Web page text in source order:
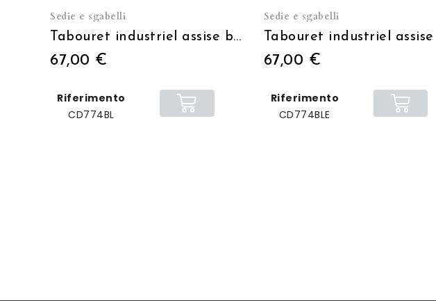
Sedie e sgabelli
Tabouret industriel assise bois blanc usé
67,00 €
Riferimento
CD774BL
Sedie e sgabelli
67,00 €
Riferimento
CD774BLE